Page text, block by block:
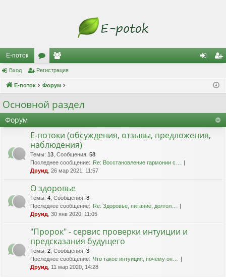
Е-поток
ор
ум
ол
ьз
и
ис
ац
Вход Регистрация
Е-поток Форум
Основной раздел
Форум
Е-потоки (обсуждения, отзывы, предложения,
наблюдения)
Темы: 13 Сообщения: 58
Последнее сообщение: Re: Восстановление гармонии с…
Друид , 26 мар 2021, 11:57
О здоровье
Темы: 4 Сообщения: 8
Последнее сообщение: Re: Здоровье, питание, долгол…
Друид , 30 янв 2020, 11:05
"Пророк" - сервис проверки интуиции и
предсказания будущего
Темы: 2 Сообщения: 3
Последнее сообщение: Что такое интуиция, почему он…
Друид , 11 мар 2020, 14:28